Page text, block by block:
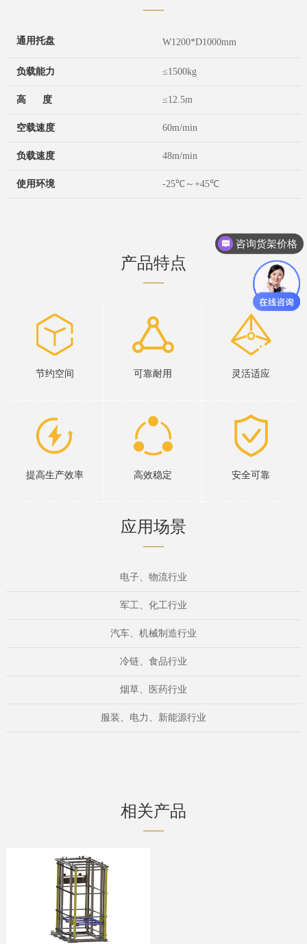
通用托盘 W1200*D1000mm
负载能力 ≤1500kg
高 度 ≤12.5m
空载速度 60m/min
负载速度 48m/min
使用环境 -25℃～+45℃
产品特点
节约空间 可靠耐用 灵活适应
提高生产效率 高效稳定 安全可靠
应用场景
电子、物流行业
军工、化工行业
汽车、机械制造行业
冷链、食品行业
烟草、医药行业
服装、电力、 新能源行业
相关产品
咨询货架价格